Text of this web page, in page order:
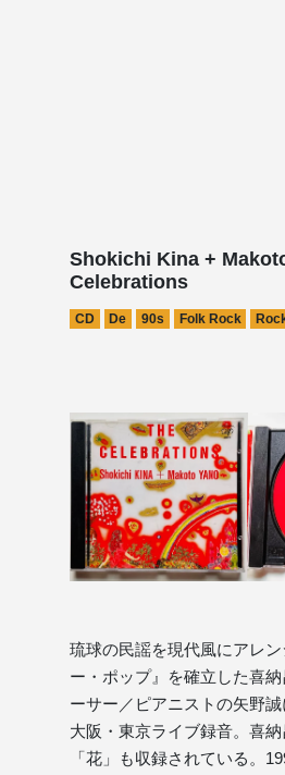
Shokichi Kina +
Celebrations
CD De 90s Folk Rock
琉球の民謡を現代風にアレ
ー・ポップ』を確立した喜
ーサー／ピアニストの矢野
大阪・東京ライブ録音。喜
「花」も収録されている。